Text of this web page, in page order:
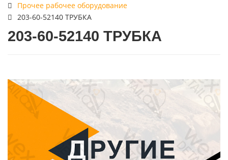
Прочее рабочее оборудование
203-60-52140 ТРУБКА
203-60-52140 ТРУБКА